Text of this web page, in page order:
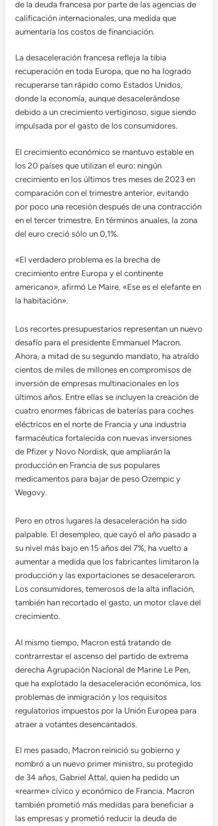
de la deuda francesa por parte de las agencias de
calificación internacionales, una medida que
aumentaría los costos de financiación.
La desaceleración francesa refleja la tibia
recuperación en toda Europa, que no ha logrado
recuperarse tan rápido como Estados Unidos,
donde la economía, aunque desacelerándose
debido a un crecimiento vertiginoso, sigue siendo
impulsada por el gasto de los consumidores.
El crecimiento económico se mantuvo estable en
los 20 países que utilizan el euro: ningún
crecimiento en los últimos tres meses de 2023 en
comparación con el trimestre anterior, evitando
por poco una recesión después de una contracción
en el tercer trimestre. En términos anuales, la zona
del euro creció sólo un 0,1%.
«El verdadero problema es la brecha de
crecimiento entre Europa y el continente
americano», afirmó Le Maire. «Ese es el elefante en
la habitación».
Los recortes presupuestarios representan un nuevo
desafío para el presidente Emmanuel Macron.
Ahora, a mitad de su segundo mandato, ha atraído
cientos de miles de millones en compromisos de
inversión de empresas multinacionales en los
últimos años. Entre ellas se incluyen la creación de
cuatro enormes fábricas de baterías para coches
eléctricos en el norte de Francia y una industria
farmacéutica fortalecida con nuevas inversiones
de Pfizer y Novo Nordisk, que ampliarán la
producción en Francia de sus populares
medicamentos para bajar de peso Ozempic y
Wegovy.
Pero en otros lugares la desaceleración ha sido
palpable. El desempleo, que cayó el año pasado a
su nivel más bajo en 15 años del 7%, ha vuelto a
aumentar a medida que los fabricantes limitaron la
producción y las exportaciones se desaceleraron.
Los consumidores, temerosos de la alta inflación,
también han recortado el gasto, un motor clave del
crecimiento.
Al mismo tiempo, Macron está tratando de
contrarrestar el ascenso del partido de extrema
derecha Agrupación Nacional de Marine Le Pen,
que ha explotado la desaceleración económica, los
problemas de inmigración y los requisitos
regulatorios impuestos por la Unión Europea para
atraer a votantes desencantados.
El mes pasado, Macron reinició su gobierno y
nombró a un nuevo primer ministro, su protegido
de 34 años, Gabriel Attal, quien ha pedido un
«rearme» cívico y económico de Francia. Macron
también prometió más medidas para beneficiar a
las empresas y prometió reducir la deuda de